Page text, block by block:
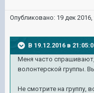
Опубликовано: 19 дек
В 19.12.2016 в
Меня часто
волонтерской группы.
Не смотрите на группу,